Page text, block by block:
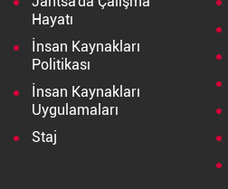
Hayatı
İnsan Kaynakları
Politikası
İnsan Kaynakları
Uygulamaları
Staj